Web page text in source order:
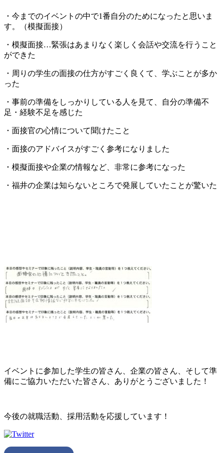
・今までのイベントの中で1番自分のためになったと思いま
す。（模擬面接）
・模擬面接…緊張はあまりなく楽しく会話や交流を行うこと
ができた
・周りの学生の面接の仕方がすごく良くて、学ぶことが多か
った
・事前の準備をしっかりしている人を見て、自分の準備不
足・経験不足を感じた
・面接官の心情について聞けたこと
・面接のアドバイスがすごく参考になりました
・模擬面接や企業の情報など、非常に参考になった
・福井の企業は知らないところで発展していたことが驚いた
イベントに参加した学生の皆さん、企業の皆さん、そして準
備にご協力いただいた皆さん、ありがとうございました！
今後の就職活動、採用活動を応援しています！